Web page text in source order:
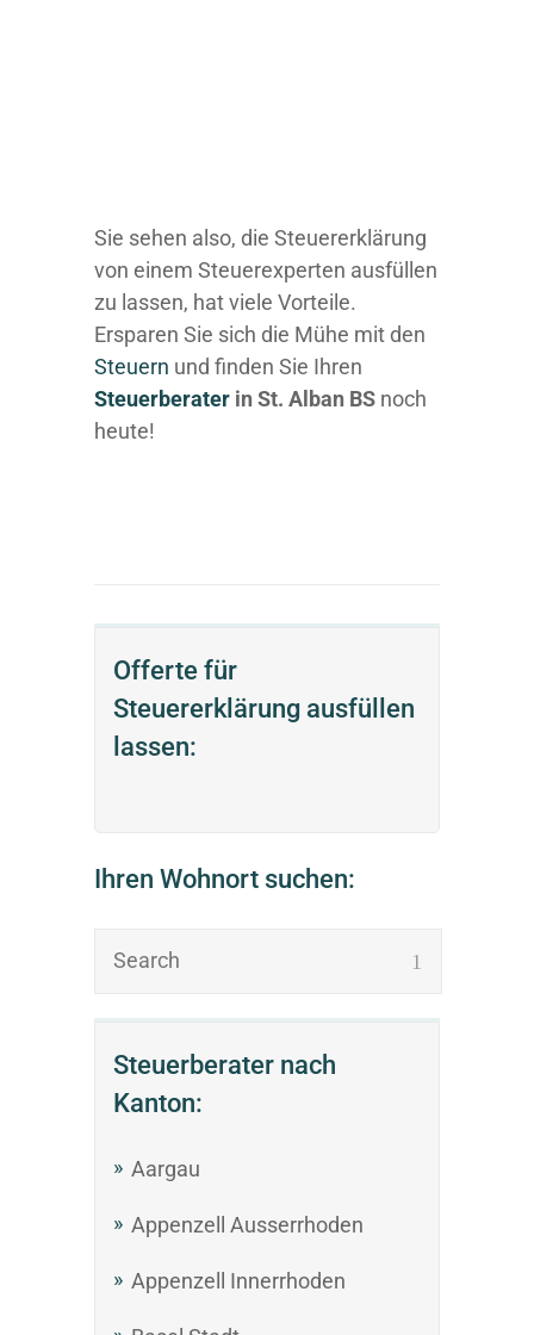
Offerte für
Steuererklärung ausfüllen
lassen:
Ihren Wohnort suchen:
Steuerberater nach
Kanton:
Aargau
Appenzell Ausserrhoden
Appenzell Innerrhoden
Sie sehen also, die Steuererklärung
von einem Steuerexperten ausfüllen
zu lassen, hat viele Vorteile.
Ersparen Sie sich die Mühe mit den
Steuern und finden Sie Ihren
Steuerberater in St. Alban BS noch
heute!